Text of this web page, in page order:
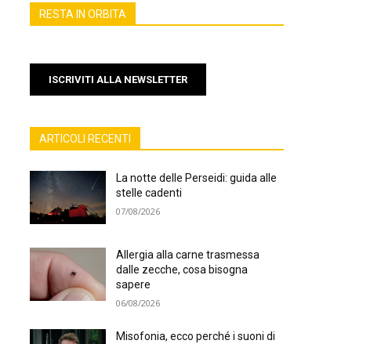
RESTA IN ORBITA
ISCRIVITI ALLA NEWSLETTER
ARTICOLI RECENTI
La notte delle Perseidi: guida alle
stelle cadenti
07/08/2026
Allergia alla carne trasmessa
dalle zecche, cosa bisogna
sapere
06/08/2026
Misofonia, ecco perché i suoni di